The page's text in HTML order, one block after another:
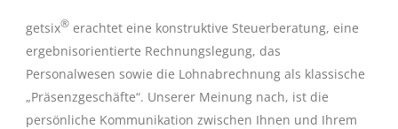
getsix® erachtet eine konstruktive Steuerberatung, eine
ergebnisorientierte Rechnungslegung, das
Personalwesen sowie die Lohnabrechnung als klassische
„Präsenzgeschäfte“. Unserer Meinung nach, ist die
persönliche Kommunikation zwischen Ihnen und Ihrem